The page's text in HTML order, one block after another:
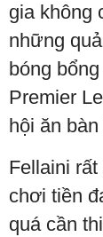
gia không
những
bóng
Premier
hội ăn
Fellaini
chơi tiền
quá cần